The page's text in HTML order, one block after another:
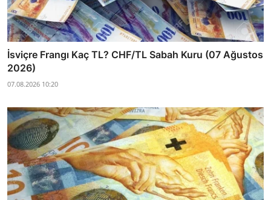
İsviçre Frangı Kaç TL? CHF/TL Sabah Kuru (07 Ağustos
2026)
07.08.2026 10:20